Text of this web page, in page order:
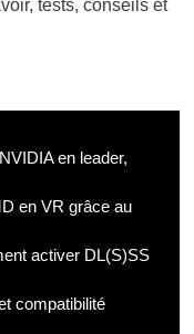
tests, conseils et
en leader,
en VR grâce au
activer DL(S)SS
compatibilité